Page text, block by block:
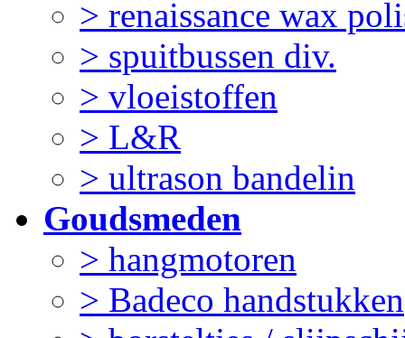
> renaissance wax
> spuitbussen div.
> vloeistoffen
> L&R
> ultrason bandelin
Goudsmeden
> hangmotoren
> Badeco handstukken